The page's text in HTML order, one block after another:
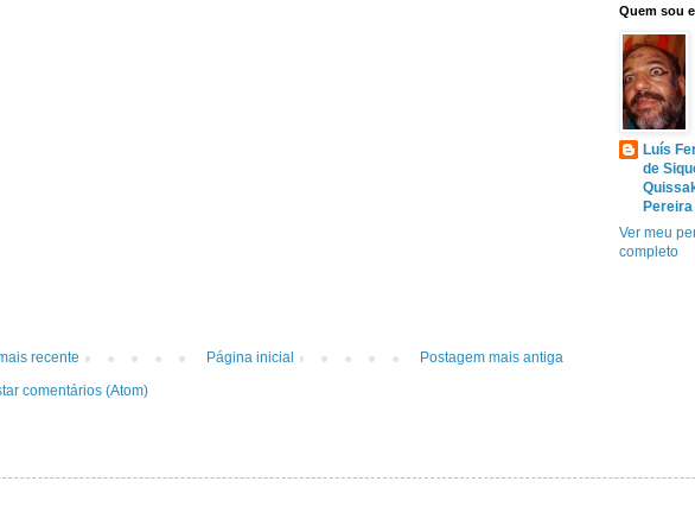
recente Postagem mais antiga
Página inicial
comentários (Atom)
Quem sou
Luís
de
Pereira
Ver meu
completo